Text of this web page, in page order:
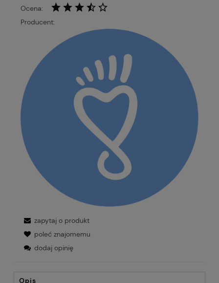
Ocena:
Producent:
zapytaj o produkt
poleć znajomemu
dodaj opinię
Opis